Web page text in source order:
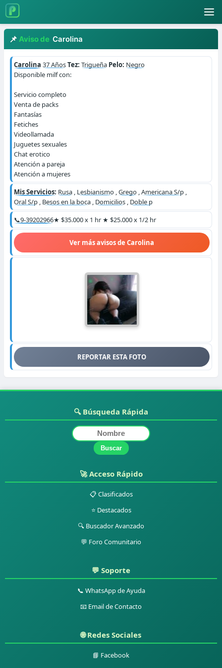
Aviso de Carolina
Carolina 37 AñosTez: Trigueña Pelo: Negro
Disponible milf con:
Servicio completo
Venta de packs
Fantasías
Fetiches
Videollamada
Juguetes sexuales
Chat erotico
Atención a pareja
Atención a mujeres
Mis Servicios: Rusa , Lesbianismo ,Grego ,Americana S/p ,
Oral S/p , Besos en la boca , Domicilios , Doble p
📞9-39202966★ $35.000 x 1 hr ★ $25.000 x 1/2 hr
Ver más avisos de Carolina
REPORTAR ESTA FOTO
🔍 Búsqueda Rápida
Buscar
🚀 Acceso Rápido
📋 Clasificados
⭐ Destacados
🔍 Buscador Avanzado
💬 Foro Comunitario
💬 Soporte
📞 WhatsApp de Ayuda
📧 Email de Contacto
🌐 Redes Sociales
📘 Facebook